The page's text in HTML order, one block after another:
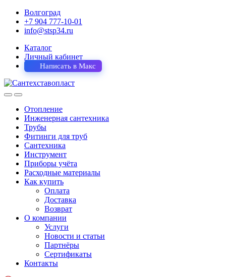
Волгоград
+7 904 777-10-01
info@stsp34.ru
Каталог
Личный кабинет
Написать в Макс
Отопление
Инженерная сантехника
Трубы
Фитинги для труб
Сантехника
Инструмент
Приборы учёта
Расходные материалы
Как купить
Оплата
Доставка
Возврат
О компании
Услуги
Новости и статьи
Партнёры
Сертификаты
Контакты